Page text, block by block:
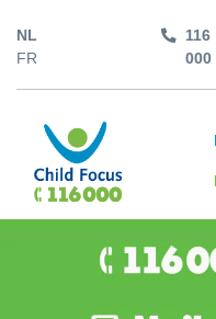
NL
FR
116
000